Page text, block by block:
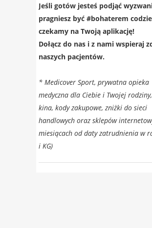
Jeśli gotów jesteś podjąć
pragniesz być #bohaterem
czekamy na Twoją aplikację!​
Dołącz do nas i z nami wspieraj
naszych pacjentów.
* Medicover Sport, prywatna opieka
medyczna dla Ciebie i Twojej
kina, kody zakupowe, zniżki do sieci
handlowych oraz sklepów
miesiącach od daty zatrudnienia w
i KG)